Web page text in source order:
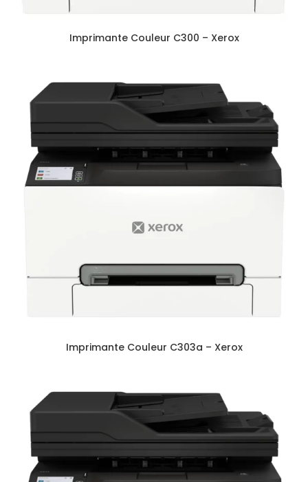
Imprimante Couleur C300 – Xerox
Imprimante Couleur C303a – Xerox